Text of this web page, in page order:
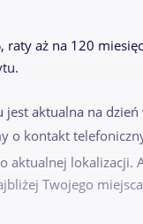
raty aż na 120
aktualna na
o kontakt
aktualnej lokalizacji.
Twojego